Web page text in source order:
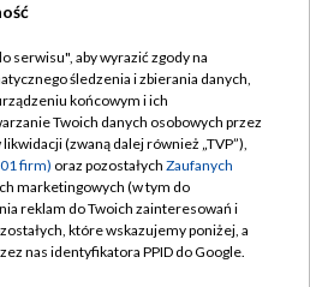
TVP
TVP
prywatności
Moje zgody
Pomoc
serwisu", aby wyrazić zgody na
śledzenia i zbierania danych,
końcowym i ich
Twoich danych osobowych przez
(zwaną dalej również „TVP”),
firm) oraz pozostałych Zaufanych
marketingowych (w tym do
reklam do Twoich zainteresowań i
które wskazujemy poniżej, a
nas identyfikatora PPID do Google.